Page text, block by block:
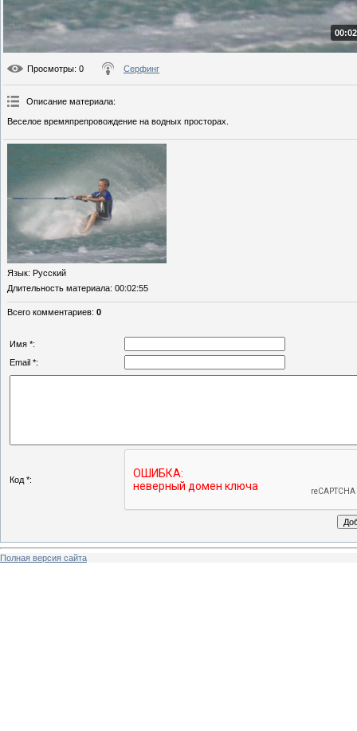
Просмотры: 0 Серфинг
Описание материала:
Веселое времяпрепровождение на водных просторах.
Язык: Русский
Длительность материала: 00:02:55
Всего комментариев: 0
Имя *:
Email *:
Код *:
Полная версия сайта